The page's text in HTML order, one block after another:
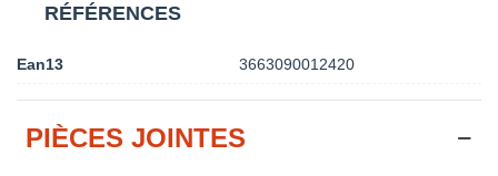
RÉFÉRENCES
Ean13 3663090012420
PIÈCES JOINTES